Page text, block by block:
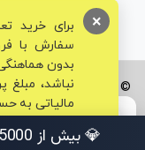
© تمامی حقوق برای
برای خرید
سفارش با
بدون
نباشد، مبلغ
مالیاتی به
×
💎 بیش از 5000 قلم